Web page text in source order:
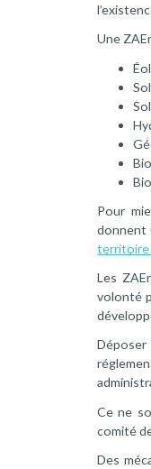
Une
Pour
donnent
territoire
Les
volonté
Ce ne
comité
Des